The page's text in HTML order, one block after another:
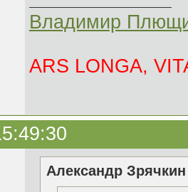
Владимир
ARS LONGA,
Александр